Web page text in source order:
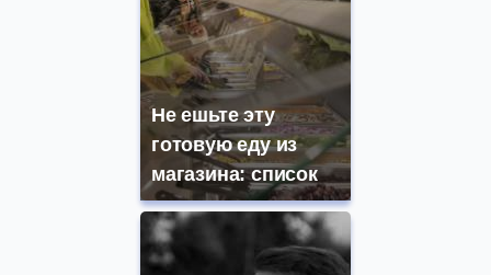
Не ешьте эту
готовую еду из
магазина: список